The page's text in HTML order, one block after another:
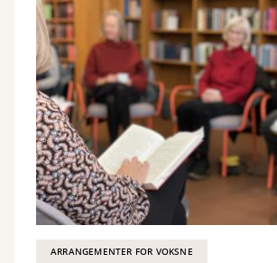
ARRANGEMENTER FOR VOKSNE